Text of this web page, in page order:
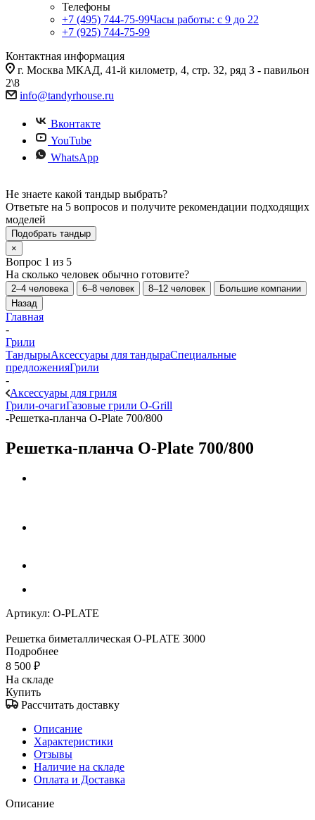
Телефоны
+7 (495) 744-75-99Часы работы: c 9 до 22
+7 (925) 744-75-99
Контактная информация
г. Москва МКАД, 41-й километр, 4, стр. 32, ряд З - павильон
2\8
info@tandyrhouse.ru
Вконтакте
YouTube
WhatsApp
Не знаете какой тандыр выбрать?
Ответьте на 5 вопросов и получите рекомендации подходящих
моделей
Подобрать тандыр
×
Вопрос 1 из 5
На сколько человек обычно готовите?
2–4 человека 6–8 человек 8–12 человек
Большие компании
Назад
Главная
-
Грили
ТандырыАксессуары для тандыраСпециальные
предложенияГрили
-
Аксессуары для гриля
Грили-очагиГазовые грили O-Grill
-Решетка-планча O-Plate 700/800
Решетка-планча O-Plate 700/800
Артикул: O-PLATE
Решетка биметаллическая O-PLATE 3000
Подробнее
8 500 ₽
На складе
Купить
Рассчитать доставку
Описание
Характеристики
Отзывы
Наличие на складе
Оплата и Доставка
Описание